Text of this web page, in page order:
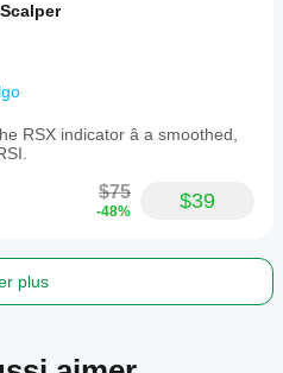
RSX indicator â a smoothed,
$75
-48% $39
plus